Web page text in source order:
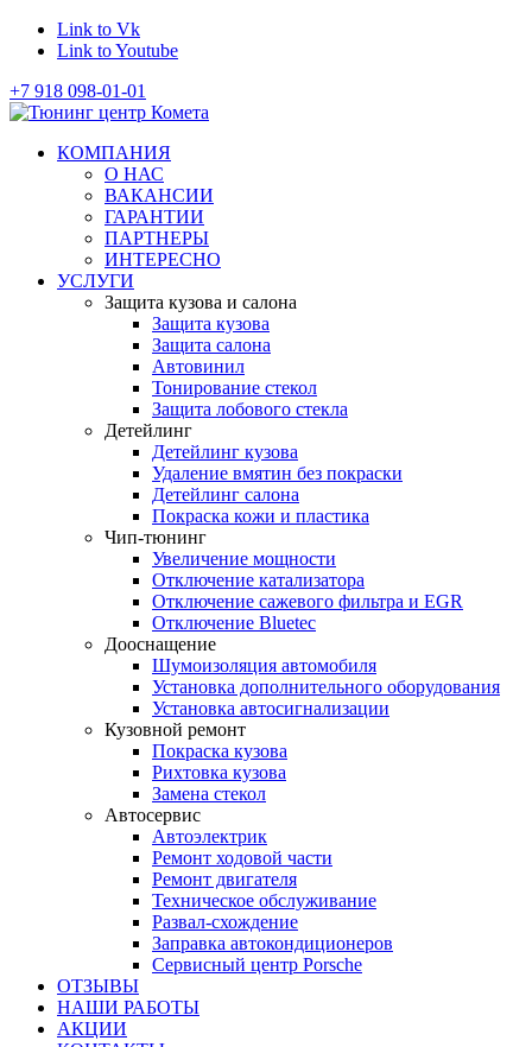
Link to Vk
Link to Youtube
+7 918 098-01-01
КОМПАНИЯ
О НАС
ВАКАНСИИ
ГАРАНТИИ
ПАРТНЕРЫ
ИНТЕРЕСНО
УСЛУГИ
Защита кузова и салона
Защита кузова
Защита салона
Автовинил
Тонирование стекол
Защита лобового стекла
Детейлинг
Детейлинг кузова
Удаление вмятин без покраски
Детейлинг салона
Покраска кожи и пластика
Чип-тюнинг
Увеличение мощности
Отключение катализатора
Отключение сажевого фильтра и EGR
Отключение Bluetec
Дооснащение
Шумоизоляция автомобиля
Установка дополнительного оборудования
Установка автосигнализации
Кузовной ремонт
Покраска кузова
Рихтовка кузова
Замена стекол
Автосервис
Автоэлектрик
Ремонт ходовой части
Ремонт двигателя
Техническое обслуживание
Развал-схождение
Заправка автокондиционеров
Сервисный центр Porsche
ОТЗЫВЫ
НАШИ РАБОТЫ
АКЦИИ